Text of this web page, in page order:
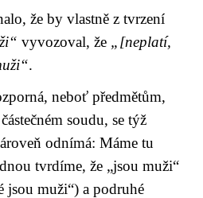
vyvozoval, že „[neplatí,
.
neboť předmětům,
soudu, se týž
odnímá: Máme tu
tvrdíme, že „jsou muži“
jsou muži“) a podruhé